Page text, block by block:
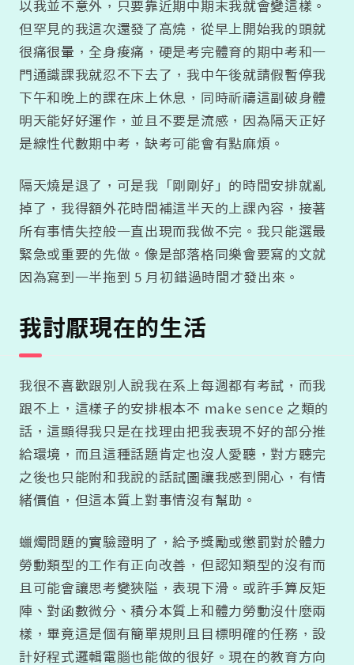
以我並不意外，只要靠近期中期末我就會變這樣。
但罕見的我這次還發了高燒，從早上開始我的頭就
很痛很暈，全身痠痛，硬是考完體育的期中考和一
門通識課我就忍不下去了，我中午後就請假暫停我
下午和晚上的課在床上休息，同時祈禱這副破身體
明天能好好運作，並且不要是流感，因為隔天正好
是線性代數期中考，缺考可能會有點麻煩。
隔天燒是退了，可是我「剛剛好」的時間安排就亂
掉了，我得額外花時間補這半天的上課內容，接著
所有事情失控般一直出現而我做不完。我只能選最
緊急或重要的先做。像是部落格同樂會要寫的文就
因為寫到一半拖到 5 月初錯過時間才發出來。
我討厭現在的生活
我很不喜歡跟別人說我在系上每週都有考試，而我
跟不上，這樣子的安排根本不 make sence 之類的
話，這顯得我只是在找理由把我表現不好的部分推
給環境，而且這種話題肯定也沒人愛聽，對方聽完
之後也只能附和我說的話試圖讓我感到開心，有情
緒價值，但這本質上對事情沒有幫助。
蠟燭問題的實驗證明了，給予獎勵或懲罰對於體力
勞動類型的工作有正向改善，但認知類型的沒有而
且可能會讓思考變狹隘，表現下滑。或許手算反矩
陣、對函數微分、積分本質上和體力勞動沒什麼兩
樣，畢竟這是個有簡單規則且目標明確的任務，設
計好程式邏輯電腦也能做的很好。現在的教育方向